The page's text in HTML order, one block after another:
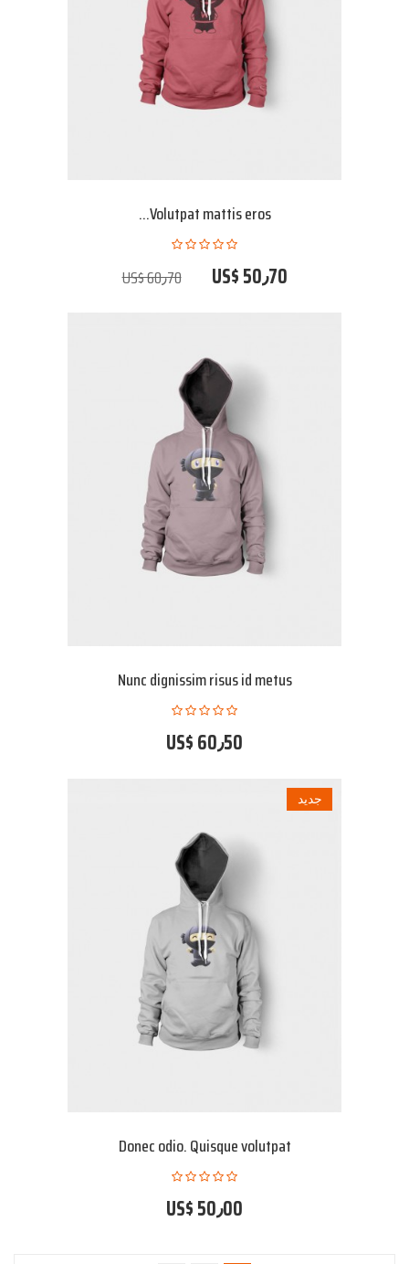
Volutpat mattis eros...
US$ 50٫70 US$ 60٫70
Nunc dignissim risus id metus
US$ 60٫50
جديد
Donec odio. Quisque volutpat
US$ 50٫00